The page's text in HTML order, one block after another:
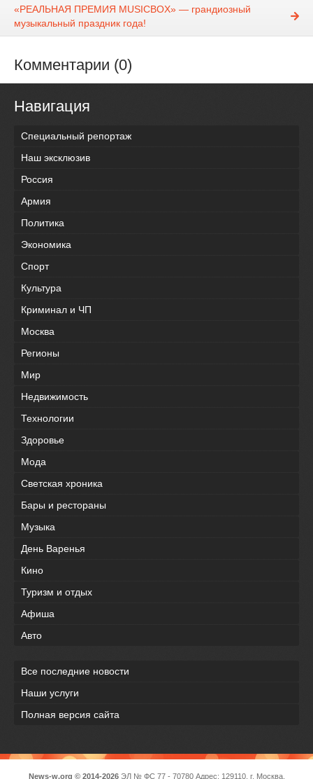
«РЕАЛЬНАЯ ПРЕМИЯ MUSICBOX» — грандиозный
музыкальный праздник года!
Комментарии (0)
Навигация
Специальный репортаж
Наш эксклюзив
Россия
Армия
Политика
Экономика
Спорт
Культура
Криминал и ЧП
Москва
Регионы
Мир
Недвижимость
Технологии
Здоровье
Мода
Светская хроника
Бары и рестораны
Музыка
День Варенья
Кино
Туризм и отдых
Афиша
Авто
Все последние новости
Наши услуги
Полная версия сайта
News-w.org © 2014-2026ЭЛ № ФС 77 - 70780 Адрес: 129110, г. Москва,